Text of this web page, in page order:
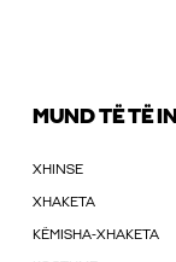
MUND TË TË
XHINSE
XHAKETA
KËMISHA-XHAKETA